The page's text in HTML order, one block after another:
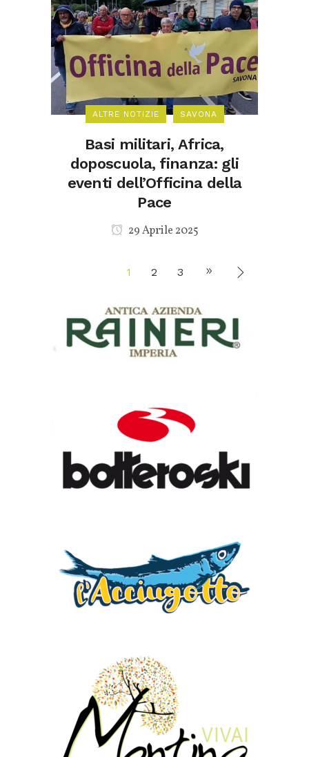
ALTRE NOTIZIE SAVONA
Basi militari, Africa,
doposcuola, finanza: gli
eventi dell’Officina della
Pace
29 Aprile 2025
1 2 3